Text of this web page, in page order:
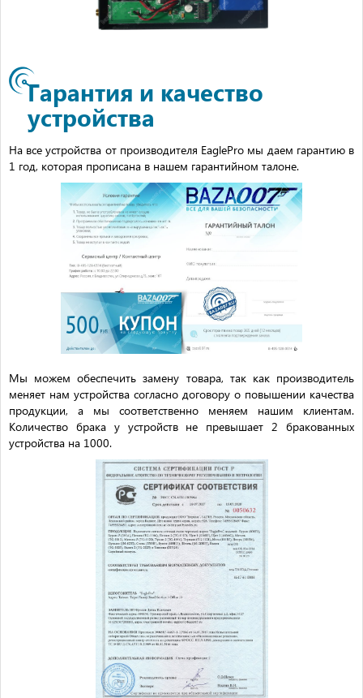
Гарантия и качество
устройства
На все устройства от производителя EaglePro мы даем гарантию в
1 год, которая прописана в нашем гарантийном талоне.
Мы можем обеспечить замену товара, так как производитель
меняет нам устройства согласно договору о повышении качества
продукции, а мы соответственно меняем нашим клиентам.
Количество брака у устройств не превышает 2 бракованных
устройства на 1000.